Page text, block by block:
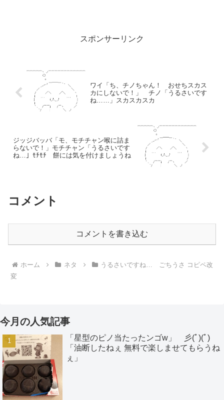
スポンサーリンク
ワイ「ち、チノちゃん！ おせちスカス
カにしないで！」 チノ「うるさいです
ね……」スカスカスカ
ジッジバッバ「モ、モチチャン喉に詰ま
らないで！」モチチャン「うるさいです
ね…」ﾓﾁﾓﾁ 餅には気を付けましょうね
コメント
コメントを書き込む
ホーム ネタ
うるさいですね… ごちうさ コピペ改
変
今月の人気記事
「星型のピノ当たったンゴw」 彡(ﾟ)(ﾟ)
「油断したねぇ 無料で楽しませてもらうね
ぇ」